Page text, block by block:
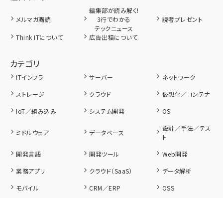
メルマガ購読
編集部が読み解く!
3行でわかる
テックニュース
読者プレゼント
Think ITについて 広告出稿について
カテゴリ
ITインフラ サーバー
ネットワーク
ストレージ
クラウド
仮想化／コンテナ
IoT／組み込み
システム開発 OS
ミドルウェア データベース
設計／手法／テス
ト
開発言語
開発ツール
Web開発
業務アプリ
クラウド（SaaS）
データ解析
モバイル
CRM／ERP
OSS